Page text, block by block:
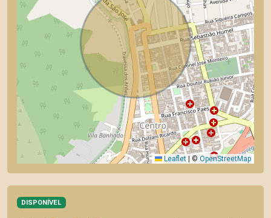
Leaflet | © OpenStreetMap
DISPONÍVEL